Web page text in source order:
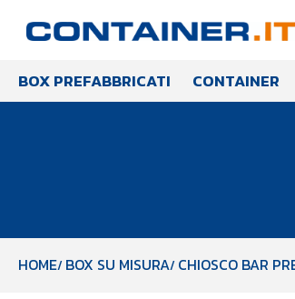
BOX PREFABBRICATI CONTAINER
HOME BOX SU MISURA CHIOSCO BAR